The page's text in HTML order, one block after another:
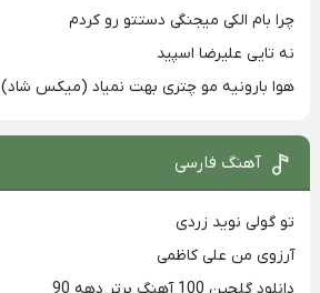
چرا بام الکی میجنگی دستتو رو کردم
نه تایی علیرضا اسپید
هوا بارونیه مو چتری بهت نمیاد (میکس شاد)
آهنگ فارسی
تو گولی نوید زردی
آرزوی من علی کاظمی